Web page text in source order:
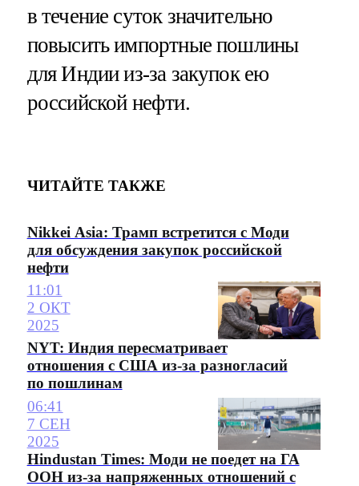
в течение суток значительно
повысить импортные пошлины
для Индии из-за закупок ею
российской нефти.
ЧИТАЙТЕ ТАКЖЕ
Nikkei Asia: Трамп встретится с Моди
для обсуждения закупок российской
нефти
11:01
2 ОКТ
2025
NYT: Индия пересматривает
отношения с США из-за разногласий
по пошлинам
06:41
7 СЕН
2025
Hindustan Times: Моди не поедет на ГА
ООН из-за напряженных отношений с